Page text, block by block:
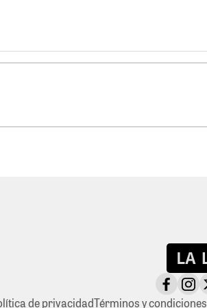
de privacidadTérminos y condiciones